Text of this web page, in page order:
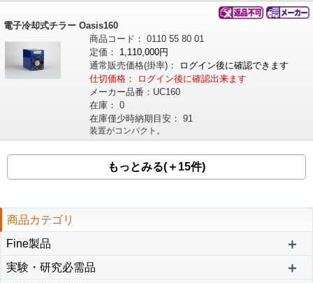
電子冷却式チラー Oasis160
商品コード： 0110 55 80 01
定価：
1,110,000円
通常販売価格(掛率)：
ログイン後に確認できます
仕切価格：
ログイン後に確認出来ます
メーカー品番： UC160
在庫： 0
在庫僅少時納期目安： 91
装置がコンパクト。
もっとみる(＋15件)
商品カテゴリ
Fine製品
＋
実験・研究必需品 ＋